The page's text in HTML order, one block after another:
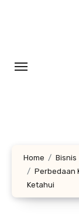
Home
Bisnis
Perbedaan
Ketahui